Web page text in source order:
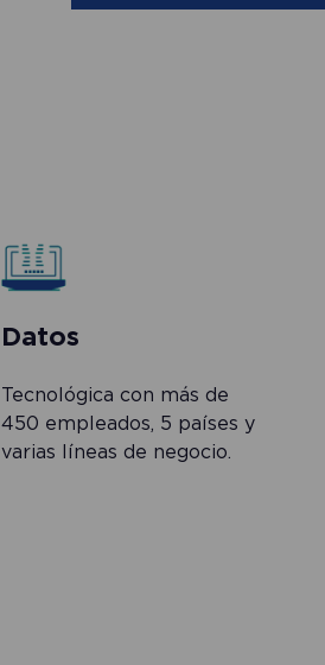
Datos
Tecnológica con más de
450 empleados, 5 países y
varias líneas de negocio.